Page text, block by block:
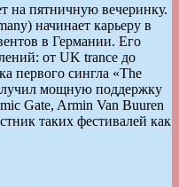
на пятничную вечеринку.
начинает карьеру в
в Германии. Его
от UK trance до
первого сингла «The
мощную поддержку
Gate, Armin Van Buuren
таких фестивалей как